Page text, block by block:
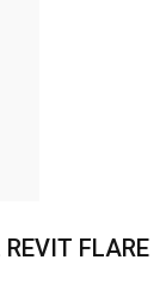
FLARE